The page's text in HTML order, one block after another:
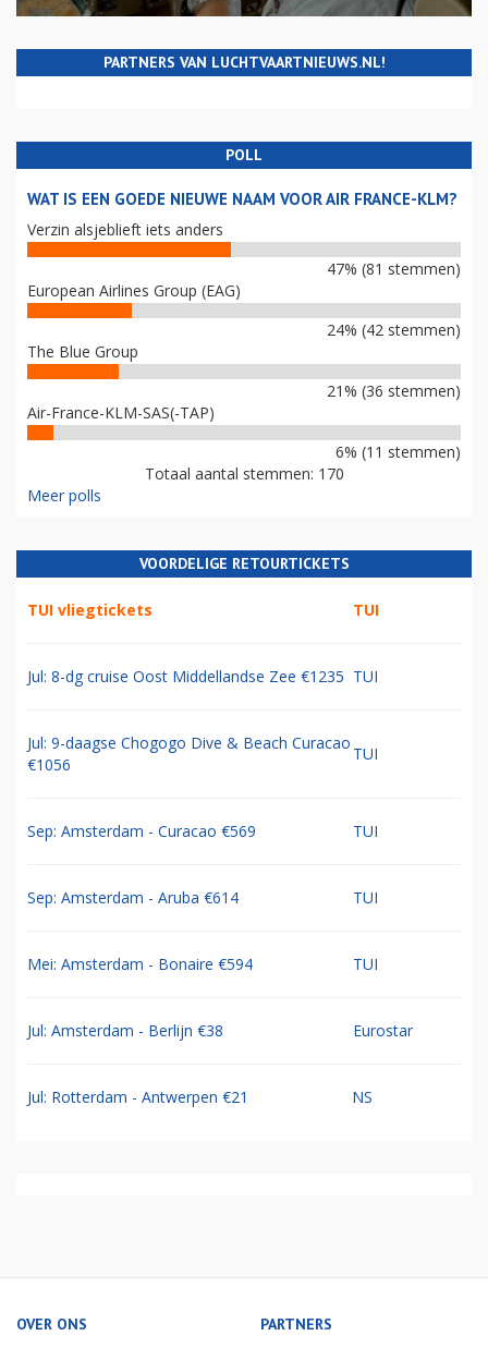
PARTNERS VAN LUCHTVAARTNIEUWS.NL!
POLL
WAT IS EEN GOEDE NIEUWE NAAM VOOR AIR FRANCE-KLM?
Verzin alsjeblieft iets anders
47% (81 stemmen)
European Airlines Group (EAG)
24% (42 stemmen)
The Blue Group
21% (36 stemmen)
Air-France-KLM-SAS(-TAP)
6% (11 stemmen)
Totaal aantal stemmen: 170
Meer polls
VOORDELIGE RETOURTICKETS
TUI vliegtickets TUI
Jul: 8-dg cruise Oost Middellandse Zee €1235 TUI
Jul: 9-daagse Chogogo Dive & Beach Curacao
€1056
TUI
Sep: Amsterdam - Curacao €569 TUI
Sep: Amsterdam - Aruba €614 TUI
Mei: Amsterdam - Bonaire €594 TUI
Jul: Amsterdam - Berlijn €38 Eurostar
Jul: Rotterdam - Antwerpen €21 NS
OVER ONS PARTNERS